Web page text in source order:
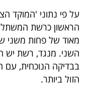
דרושים
ניוזלטרים
מייל
אדום
על פי נתוני 'המוקד
הראשון כרשת
מאוד של פחות משני
השני. מנגד, רשת יש
הזול ביותר.